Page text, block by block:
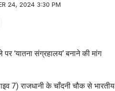
24, 2024 3:30 PM
7) राजधानी के चाँदनी चौक से